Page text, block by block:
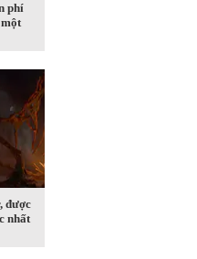
phí
được
nhất